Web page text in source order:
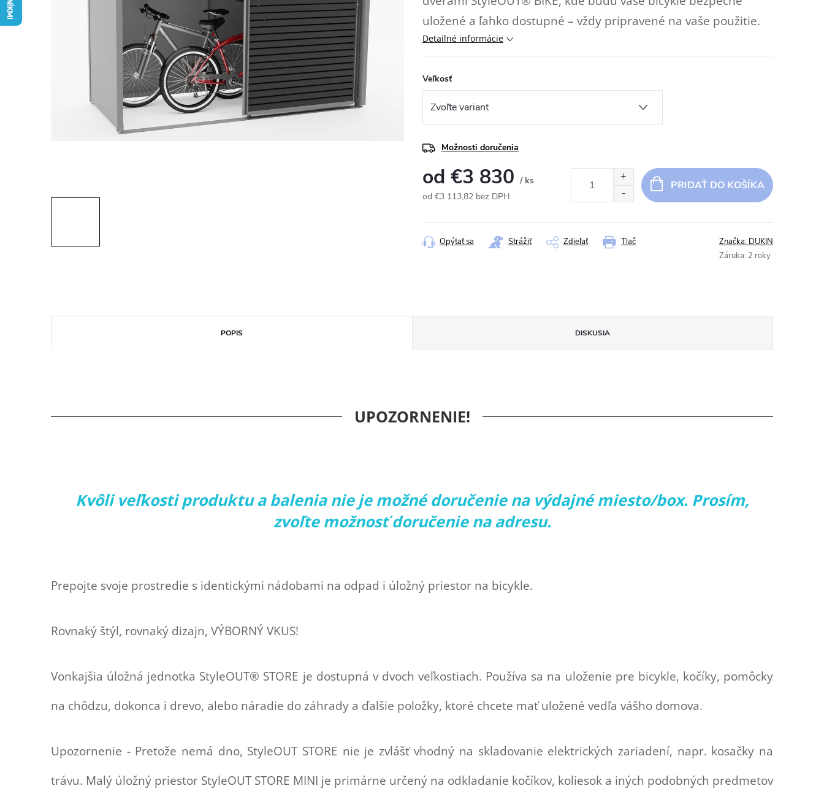
uložené a ľahko dostupné – vždy pripravené na vaše použitie.
Detailné informácie
Veľkosť
Možnosti doručenia
od €3 830 / ks
od €3 113,82 bez DPH
cena:
PRIDAŤ DO KOŠÍKA
Tlač
Opýtať sa Strážiť Zdieľať Značka: DUKIN
Záruka: 2 roky
POPIS DISKUSIA
UPOZORNENIE!
Kvôli veľkosti produktu a balenia nie je možné doručenie na výdajné miesto/box. Prosím,
zvoľte možnosť doručenie na adresu.
Prepojte svoje prostredie s identickými nádobami na odpad i úložný priestor na bicykle.
Rovnaký štýl, rovnaký dizajn, VÝBORNÝ VKUS!
Vonkajšia úložná jednotka StyleOUT® STORE je dostupná v dvoch veľkostiach. Používa sa na uloženie pre bicykle, kočíky, pomôcky
na chôdzu, dokonca i drevo, alebo náradie do záhrady a ďalšie položky, ktoré chcete mať uložené vedľa vášho domova.
Upozornenie - Pretože nemá dno, StyleOUT STORE nie je zvlášť vhodný na skladovanie elektrických zariadení, napr. kosačky na
trávu. Malý úložný priestor StyleOUT STORE MINI je primárne určený na odkladanie kočíkov, koliesok a iných podobných predmetov